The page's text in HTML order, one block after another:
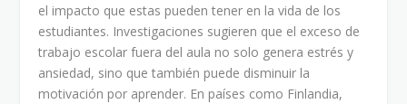
el impacto que estas pueden tener en la vida de los
estudiantes. Investigaciones sugieren que el exceso de
trabajo escolar fuera del aula no solo genera estrés y
ansiedad, sino que también puede disminuir la
motivación por aprender. En países como Finlandia,